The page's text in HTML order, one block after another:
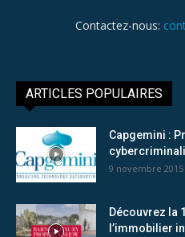
Contactez-nous:
ARTICLES POPULAIRES
Capgemini :
9 novembre 2015
Découvrez la
l’immobilier